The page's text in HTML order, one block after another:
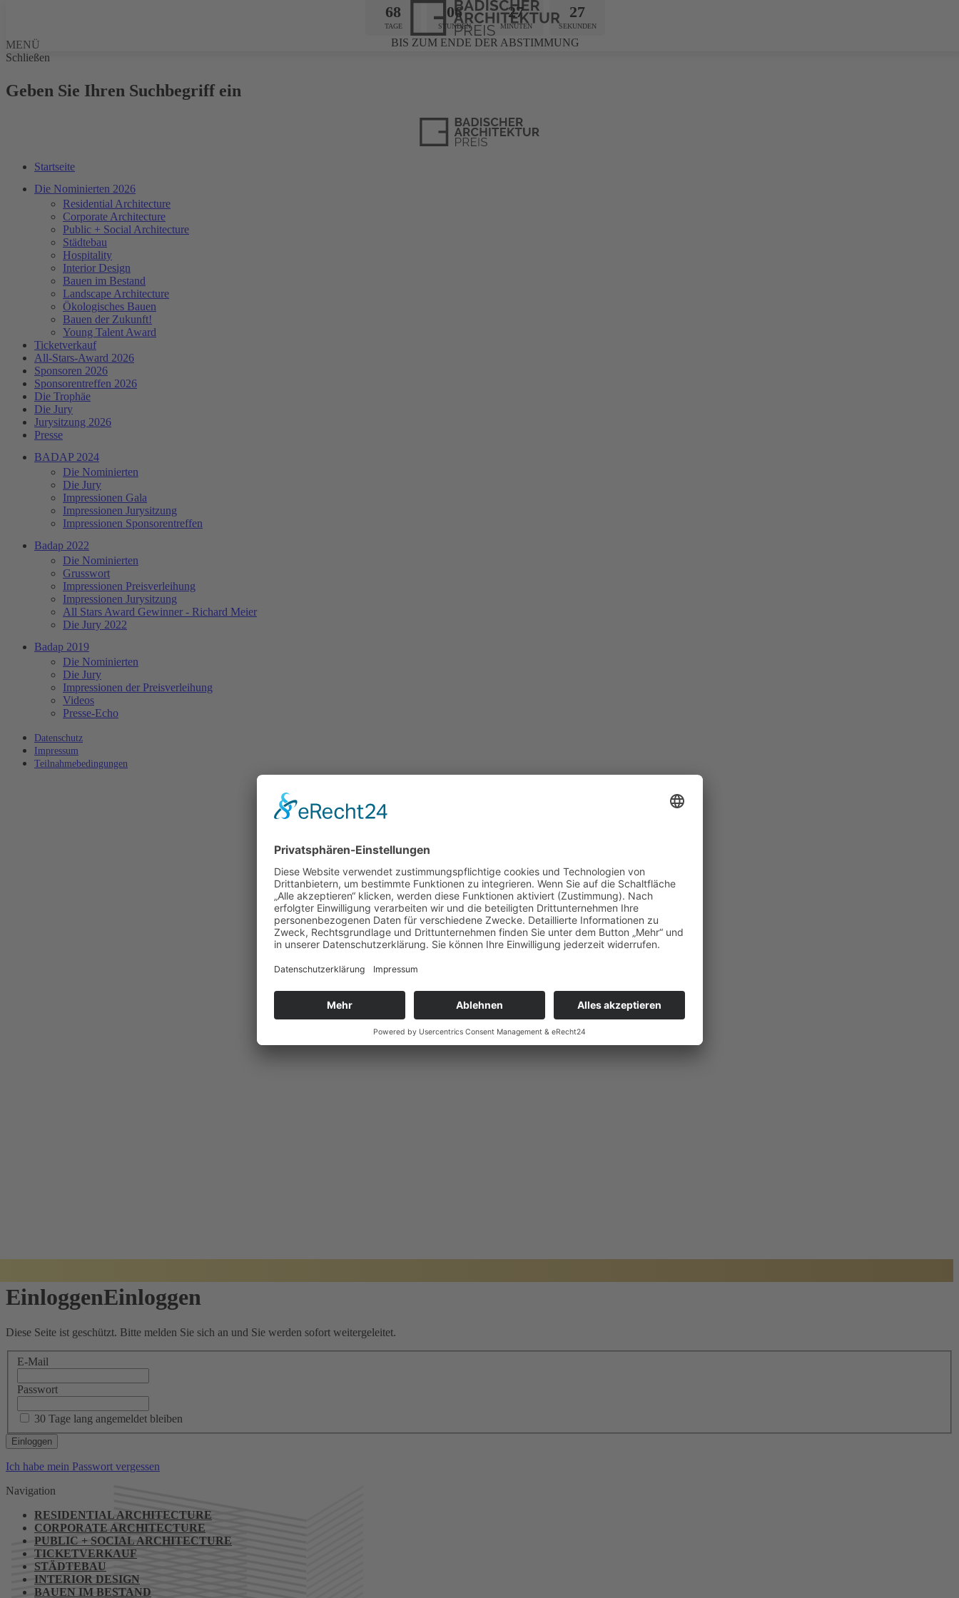
68
TAGE
06
STUNDEN
27
MINUTEN
26
SEKUNDEN
BIS ZUM ENDE DER ABSTIMMUNG
MENÜ
Schließen
Geben Sie Ihren Suchbegriff ein
Startseite
Die Nominierten 2026
Residential Architecture
Corporate Architecture
Public + Social Architecture
Städtebau
Hospitality
Interior Design
Bauen im Bestand
Landscape Architecture
Ökologisches Bauen
Bauen der Zukunft!
Young Talent Award
Ticketverkauf
All-Stars-Award 2026
Sponsoren 2026
Sponsorentreffen 2026
Die Trophäe
Die Jury
Jurysitzung 2026
Presse
BADAP 2024
Die Nominierten
Die Jury
Impressionen Gala
Impressionen Jurysitzung
Impressionen Sponsorentreffen
Badap 2022
Die Nominierten
Grusswort
Impressionen Preisverleihung
Impressionen Jurysitzung
All Stars Award Gewinner - Richard Meier
Die Jury 2022
Badap 2019
Die Nominierten
Die Jury
Impressionen der Preisverleihung
Videos
Presse-Echo
Datenschutz
Impressum
Teilnahmebedingungen
ARCHITEKTUR
EinloggenEinloggen
Diese Seite ist geschützt. Bitte melden Sie sich an und Sie werden sofort weitergeleitet.
E-Mail
Passwort
30 Tage lang angemeldet bleiben
Ich habe mein Passwort vergessen
Navigation
RESIDENTIAL ARCHITECTURE
CORPORATE ARCHITECTURE
PUBLIC + SOCIAL ARCHITECTURE
TICKETVERKAUF
STÄDTEBAU
INTERIOR DESIGN
BAUEN IM BESTAND